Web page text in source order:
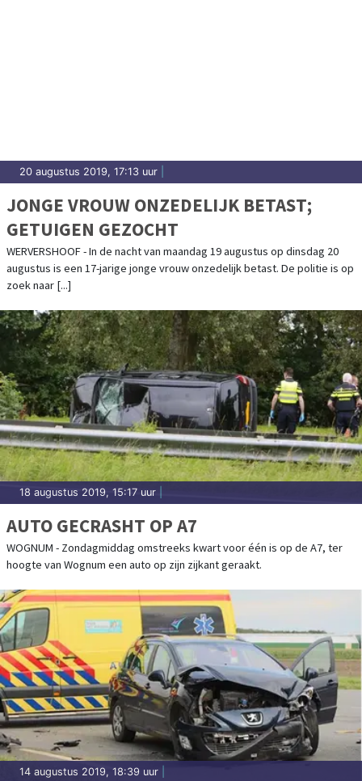
20 augustus 2019, 17:13 uur
JONGE VROUW ONZEDELIJK BETAST;
GETUIGEN GEZOCHT
WERVERSHOOF - In de nacht van maandag 19 augustus op dinsdag 20
augustus is een 17-jarige jonge vrouw onzedelijk betast. De politie is op
zoek naar [...]
18 augustus 2019, 15:17 uur
AUTO GECRASHT OP A7
WOGNUM - Zondagmiddag omstreeks kwart voor één is op de A7, ter
hoogte van Wognum een auto op zijn zijkant geraakt.
14 augustus 2019, 18:39 uur